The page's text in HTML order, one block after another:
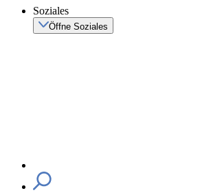
Soziales
Öffne Soziales